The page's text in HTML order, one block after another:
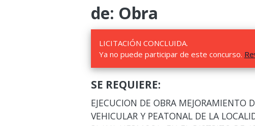
de: Obra
LICITACIÓN CONCLUIDA.
Ya no puede participar de este concurso.
SE REQUIERE:
EJECUCION DE OBRA MEJORAMIENTO
VEHICULAR Y PEATONAL DE LA